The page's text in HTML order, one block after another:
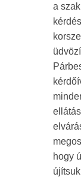
a
hogy